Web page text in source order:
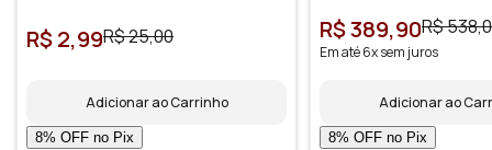
R$ 2,99R$ 25,00
Adicionar ao Carrinho
R$ 389,90R$
Em até 6x sem juros
Adicionar ao